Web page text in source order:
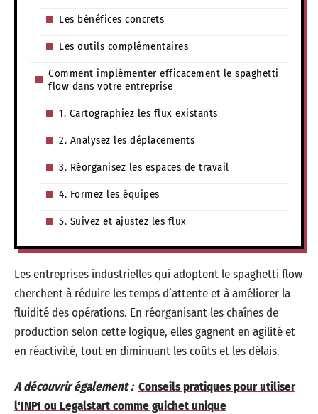
Les bénéfices concrets
Les outils complémentaires
Comment implémenter efficacement le spaghetti
flow dans votre entreprise
1. Cartographiez les flux existants
2. Analysez les déplacements
3. Réorganisez les espaces de travail
4. Formez les équipes
5. Suivez et ajustez les flux
Les entreprises industrielles qui adoptent le spaghetti flow
cherchent à réduire les temps d’attente et à améliorer la
fluidité des opérations. En réorganisant les chaînes de
production selon cette logique, elles gagnent en agilité et
en réactivité, tout en diminuant les coûts et les délais.
A découvrir également : Conseils pratiques pour utiliser
l'INPI ou Legalstart comme guichet unique